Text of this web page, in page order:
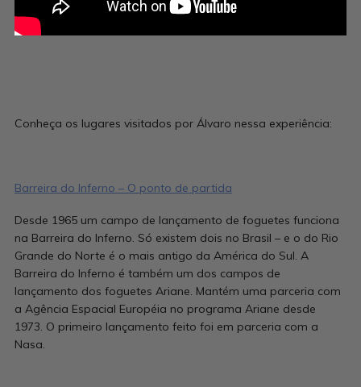
Conheça os lugares visitados por Álvaro nessa experiência:
Barreira do Inferno – O ponto de partida
Desde 1965 um campo de lançamento de foguetes funciona
na Barreira do Inferno. Só existem dois no Brasil – e o do Rio
Grande do Norte é o mais antigo da América do Sul. A
Barreira do Inferno é também um dos campos de
lançamento dos foguetes Ariane. Mantém uma parceria com
a Agência Espacial Européia no programa Ariane desde
1973. O primeiro lançamento feito foi em parceria com a
Nasa.